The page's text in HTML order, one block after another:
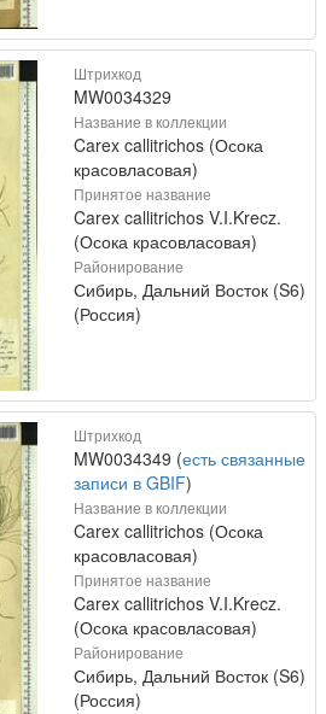
Штрихкод
MW0034329
Название в коллекции
Carex callitrichos (Осока
красовласовая)
Принятое название
Carex callitrichos V.I.Krecz.
(Осока красовласовая)
Районирование
Сибирь, Дальний Восток (S6)
(Россия)
Штрихкод
MW0034349 (есть связанные
записи в GBIF)
Название в коллекции
Carex callitrichos (Осока
красовласовая)
Принятое название
Carex callitrichos V.I.Krecz.
(Осока красовласовая)
Районирование
Сибирь, Дальний Восток (S6)
(Россия)